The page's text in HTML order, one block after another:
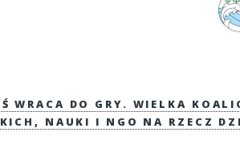
WRACA DO GRY. WIELKA
NAUKI I NGO NA RZECZ